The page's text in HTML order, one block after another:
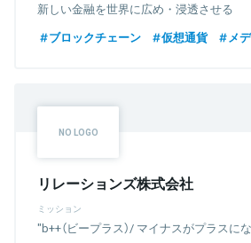
新しい金融を世界に広め・浸透させる
ブロックチェーン
仮想通貨 メ
リレーションズ株式会社
ミッション
"b++（ビープラス）/ マイナスがプラスに